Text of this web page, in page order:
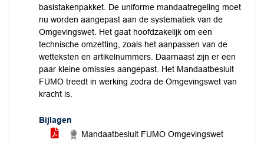
basistakenpakket. De uniforme mandaatregeling moet
nu worden aangepast aan de systematiek van de
Omgevingswet. Het gaat hoofdzakelijk om een
technische omzetting, zoals het aanpassen van de
wetteksten en artikelnummers. Daarnaast zijn er een
paar kleine omissies aangepast. Het Mandaatbesluit
FUMO treedt in werking zodra de Omgevingswet van
kracht is.
Bijlagen
Mandaatbesluit FUMO Omgevingswet